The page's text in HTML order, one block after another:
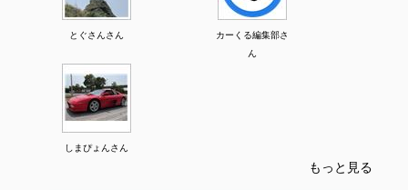
とぐさんさん
カーくる編集部さ
ん
しまぴょんさん
もっと見る